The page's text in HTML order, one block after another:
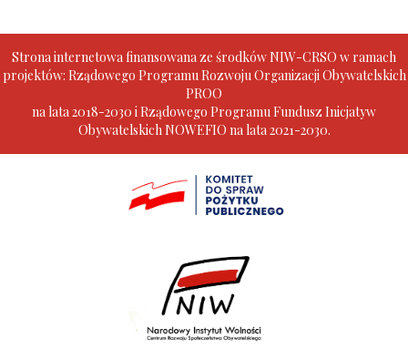
Strona internetowa finansowana ze środków NIW-CRSO w ramach
projektów: Rządowego Programu Rozwoju Organizacji Obywatelskich
PROO
na lata 2018-2030 i Rządowego Programu Fundusz Inicjatyw
Obywatelskich NOWEFIO na lata 2021-2030.